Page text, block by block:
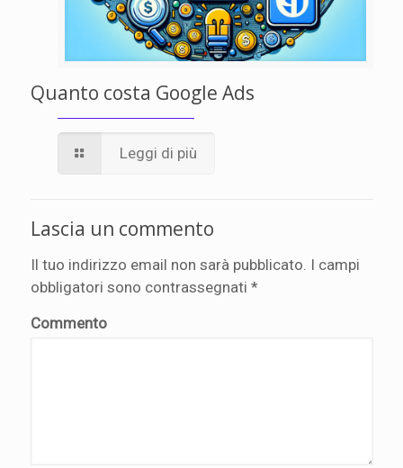
Quanto costa Google Ads
Leggi di più
Lascia un commento
Il tuo indirizzo email non sarà pubblicato. I campi
obbligatori sono contrassegnati *
Commento